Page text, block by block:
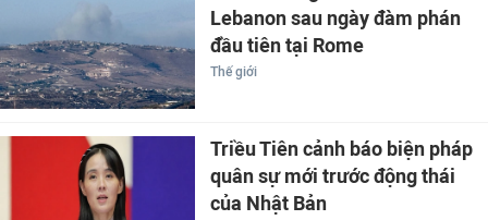
Lebanon sau ngày đàm phán
đầu tiên tại Rome
Thế giới
Triều Tiên cảnh báo biện pháp
quân sự mới trước động thái
của Nhật Bản